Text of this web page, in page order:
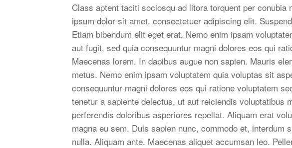
Class aptent taciti sociosqu ad litora torquent per conubia
ipsum dolor sit amet, consectetuer adipiscing elit.
Etiam bibendum elit eget erat. Nemo enim ipsam
aut fugit, sed quia consequuntur magni dolores eos qui
Maecenas lorem. In dapibus augue non sapien. Mauris
metus. Nemo enim ipsam voluptatem quia voluptas sit
consequuntur magni dolores eos qui ratione voluptatem
tenetur a sapiente delectus, ut aut reiciendis voluptatibus
perferendis doloribus asperiores repellat. Aliquam erat
magna eu sem. Duis sapien nunc, commodo et, interdum
nulla. Aliquam ante. Maecenas aliquet accumsan leo.